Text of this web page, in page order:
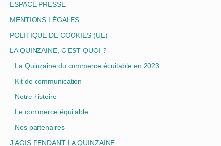
ESPACE PRESSE
MENTIONS LÉGALES
POLITIQUE DE COOKIES (UE)
LA QUINZAINE, C’EST QUOI ?
La Quinzaine du commerce équitable en 2023
Kit de communication
Notre histoire
Le commerce équitable
Nos partenaires
J’AGIS PENDANT LA QUINZAINE